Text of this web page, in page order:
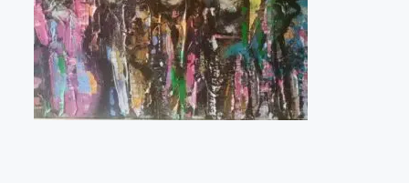
Política de cookies
Expositions
Bruit de gommettes Paris 2025